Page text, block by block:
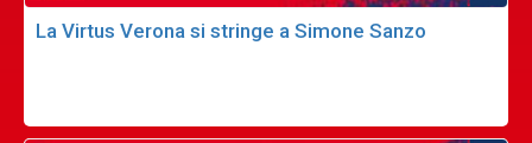
La Virtus Verona si stringe a Simone Sanzo